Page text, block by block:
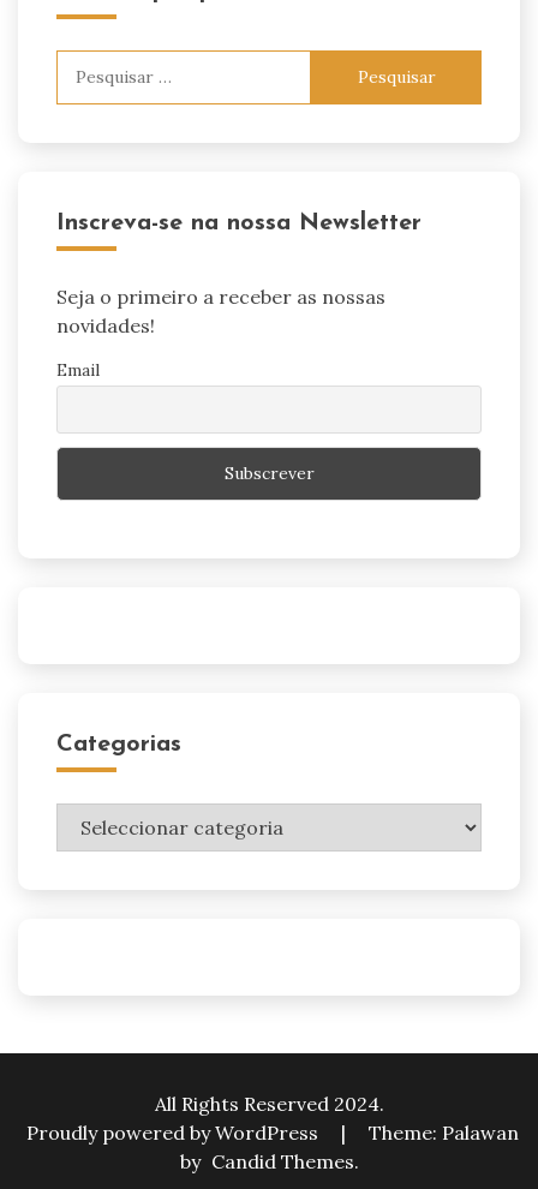
Inscreva-se na nossa Newsletter
Seja o primeiro a receber as nossas
novidades!
Email
Categorias
Categorias
All Rights Reserved 2024.
Proudly powered by WordPress
|
Theme: Palawan
by Candid Themes.